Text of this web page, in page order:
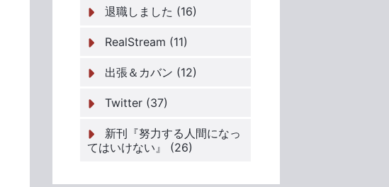
退職しました (16)
RealStream (11)
出張＆カバン (12)
Twitter (37)
新刊『努力する人間になっ
てはいけない』 (26)